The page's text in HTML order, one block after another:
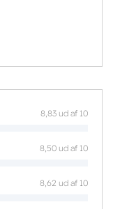
8,83 ud af 10
8,50 ud af 10
8,62 ud af 10